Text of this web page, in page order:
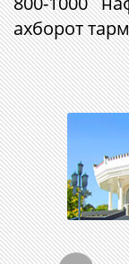
ахборот